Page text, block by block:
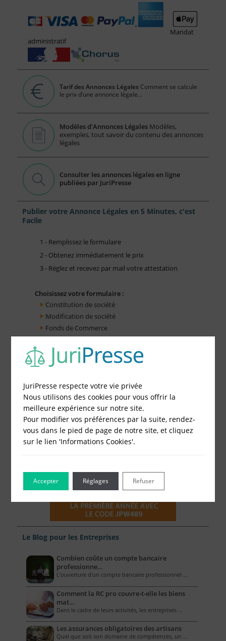
Mandat
administratif
Tarif des Annonces Légales Comment se calcule
le prix d’une annonce légale...
Modèles d'Annonces Légales Modèles,
exemples, tout savoir du contenu des annonces
légales
Consulter les annonces légales en ligne
publiées par JuriPresse
Publier votre Annonce Légales en 5 Minutes, c'est
Facile
1 - Remplissez le formulaire
2 - Obtenez immédiatement le prix
3 - Réglez et recevez par mail votre attestation
Choisissez votre formulaire :
Constitution de société
Modification de société
Fonds de Commerce
Le Blog pour les Entreprises
Combien coûte un compte bancaire
professionne…
L’ouverture d’un compte bancaire professionnel …
Comment la RC pro couvre-t-elle les biens
mat…
Dans le cadre de leurs activités, les entreprises …
Les assurances obligatoires des artisans
Quel que soit son domaine de compétences, un …
JuriPresse respecte votre vie privée
Nous utilisons des cookies pour vous offrir la
meilleure expérience sur notre site.
Pour modifier vos préférences par la suite, rendez-
vous dans le pied de page de notre site, et cliquez
sur le lien 'Informations Cookies'.
Accepter Refuser
Réglages